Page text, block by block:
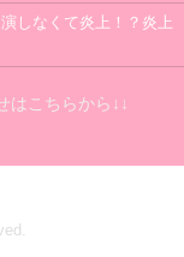
しなくて炎上！？炎上
はこちらから↓↓